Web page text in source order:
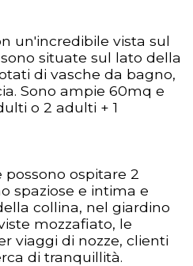
un'incredibile vista sul
situate sul lato della
di vasche da bagno,
Sono ampie 60mq e
o 2 adulti + 1
ospitare 2
spaziose e intima e
collina, nel giardino
mozzafiato, le
viaggi di nozze, clienti
di tranquillità.